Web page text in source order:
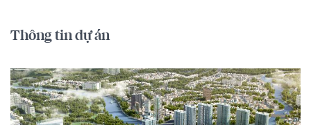
Thông tin dự án